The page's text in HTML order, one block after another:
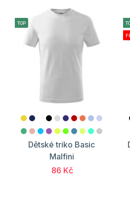
TOP
Dětské triko Basic
Malfini
86 Kč